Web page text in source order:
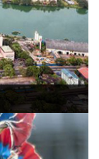
果港」
紀念哥